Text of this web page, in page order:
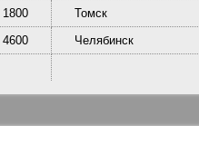
1800 Томск
4600 Челябинск